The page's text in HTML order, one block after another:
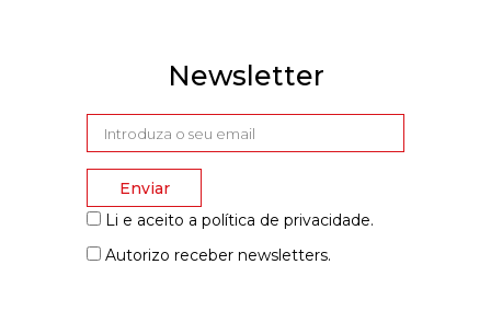
Newsletter
Enviar
Li e aceito a política de privacidade.
Autorizo receber newsletters.